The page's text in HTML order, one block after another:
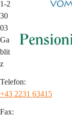
1-2
30
03
Ga
blit
z
Telefon:
+43 2231 63415
Fax: